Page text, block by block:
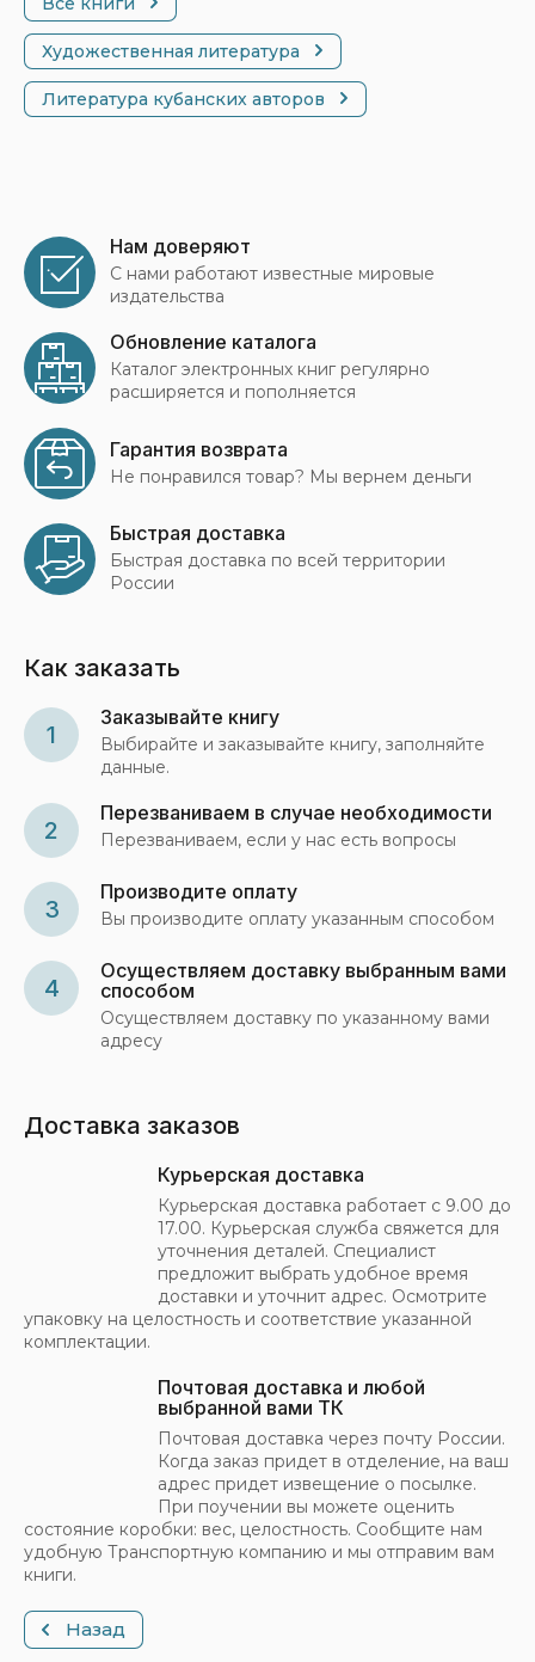
Художественная литература
Литература кубанских авторов
Нам доверяют
С нами работают известные мировые
издательства
Обновление каталога
Каталог электронных книг регулярно
расширяется и пополняется
Гарантия возврата
Не понравился товар? Мы вернем деньги
Быстрая доставка
Быстрая доставка по всей территории
России
Как заказать
1
Заказывайте книгу
Выбирайте и заказывайте книгу, заполняйте
данные.
2
Перезваниваем в случае необходимости
Перезваниваем, если у нас есть вопросы
3
Производите оплату
Вы производите оплату указанным способом
4
Осуществляем доставку выбранным вами
способом
Осуществляем доставку по указанному вами
адресу
Доставка заказов
Курьерская доставка
Курьерская доставка работает с 9.00 до
17.00. Курьерская служба свяжется для
уточнения деталей. Специалист
предложит выбрать удобное время
доставки и уточнит адрес. Осмотрите
упаковку на целостность и соответствие указанной
комплектации.
Почтовая доставка и любой
выбранной вами ТК
Почтовая доставка через почту России.
Когда заказ придет в отделение, на ваш
адрес придет извещение о посылке.
При поучении вы можете оценить
состояние коробки: вес, целостность. Сообщите нам
удобную Транспортную компанию и мы отправим вам
книги.
Назад